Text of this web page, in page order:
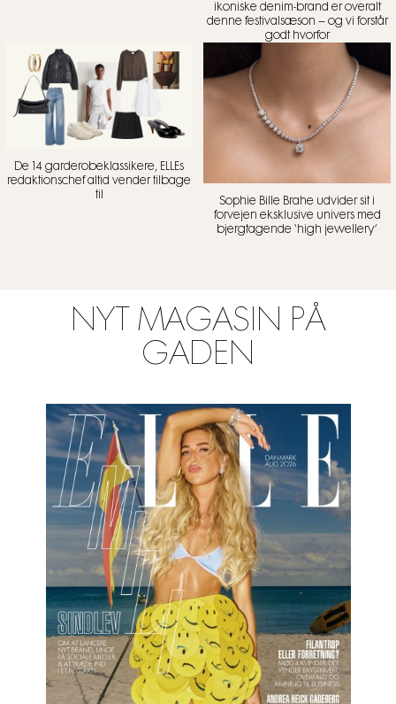
ikoniske denim-brand er overalt
denne festivalsæson – og vi forstår
godt hvorfor
De 14 garderobeklassikere, ELLEs
redaktionschef altid vender tilbage
til
Sophie Bille Brahe udvider sit i
forvejen eksklusive univers med
bjergtagende ‘high jewellery’
NYT MAGASIN PÅ
GADEN